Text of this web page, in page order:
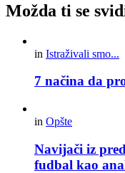
Možda ti se
in Istraživali smo...
7 načina da
in Opšte
Navijači iz
fudbal kao